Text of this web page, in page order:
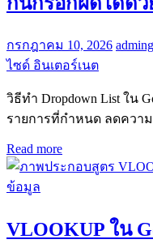
กรกฎาคม 10, 2026
ไซด์ อินเตอร์เนต
วิธีทำ Dropdown List ใน
รายการที่กำหนด ลดควา
Read more
VLOOKUP ใน